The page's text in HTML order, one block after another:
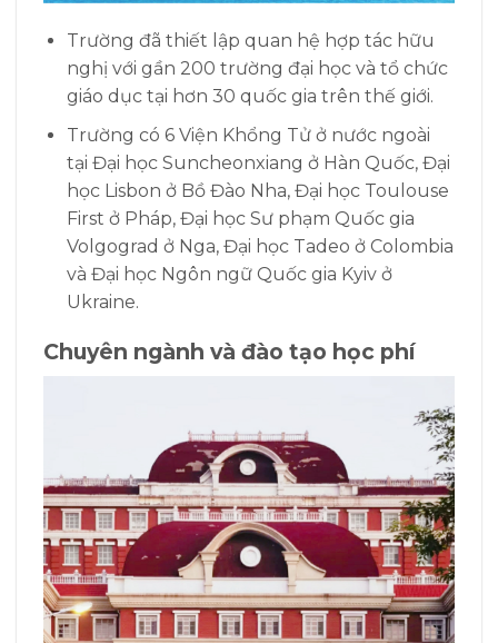
Trường đã thiết lập quan hệ hợp tác hữu
nghị với gần 200 trường đại học và tổ chức
giáo dục tại hơn 30 quốc gia trên thế giới.
Trường có 6 Viện Khổng Tử ở nước ngoài
tại Đại học Suncheonxiang ở Hàn Quốc, Đại
học Lisbon ở Bồ Đào Nha, Đại học Toulouse
First ở Pháp, Đại học Sư phạm Quốc gia
Volgograd ở Nga, Đại học Tadeo ở Colombia
và Đại học Ngôn ngữ Quốc gia Kyiv ở
Ukraine.
Chuyên ngành và đào tạo học phí